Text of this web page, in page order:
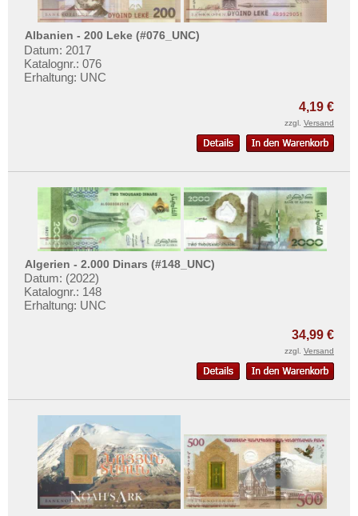
Albanien - 200 Leke (#076_UNC)
Datum: 2017
Katalognr.: 076
Erhaltung: UNC
4,19 €
zzgl. Versand
Algerien - 2.000 Dinars (#148_UNC)
Datum: (2022)
Katalognr.: 148
Erhaltung: UNC
34,99 €
zzgl. Versand